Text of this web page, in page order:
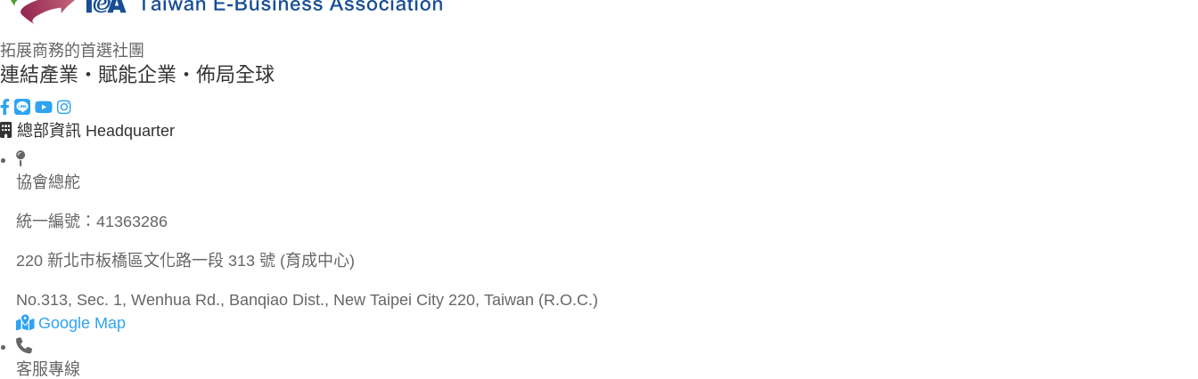
拓展商務的首選社團
連結產業・賦能企業・佈局全球
總部資訊 Headquarter
協會總舵
統一編號： 41363286
220 新北市板橋區文化路一段 313 號 (育成中心)
No.313, Sec. 1, Wenhua Rd., Banqiao Dist., New Taipei City 220, Taiwan (R.O.C.)
Google Map
客服專線